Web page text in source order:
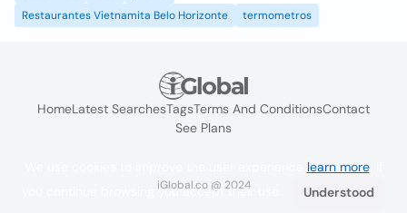
Restaurantes Vietnamita Belo Horizonte
termometros
HomeLatest SearchesTagsTerms And ConditionsContact
See Plans
iGlobal.co @ 2024
learn more. If
you continue browsing you accept their use.
Understood